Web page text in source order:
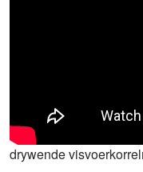
drywende